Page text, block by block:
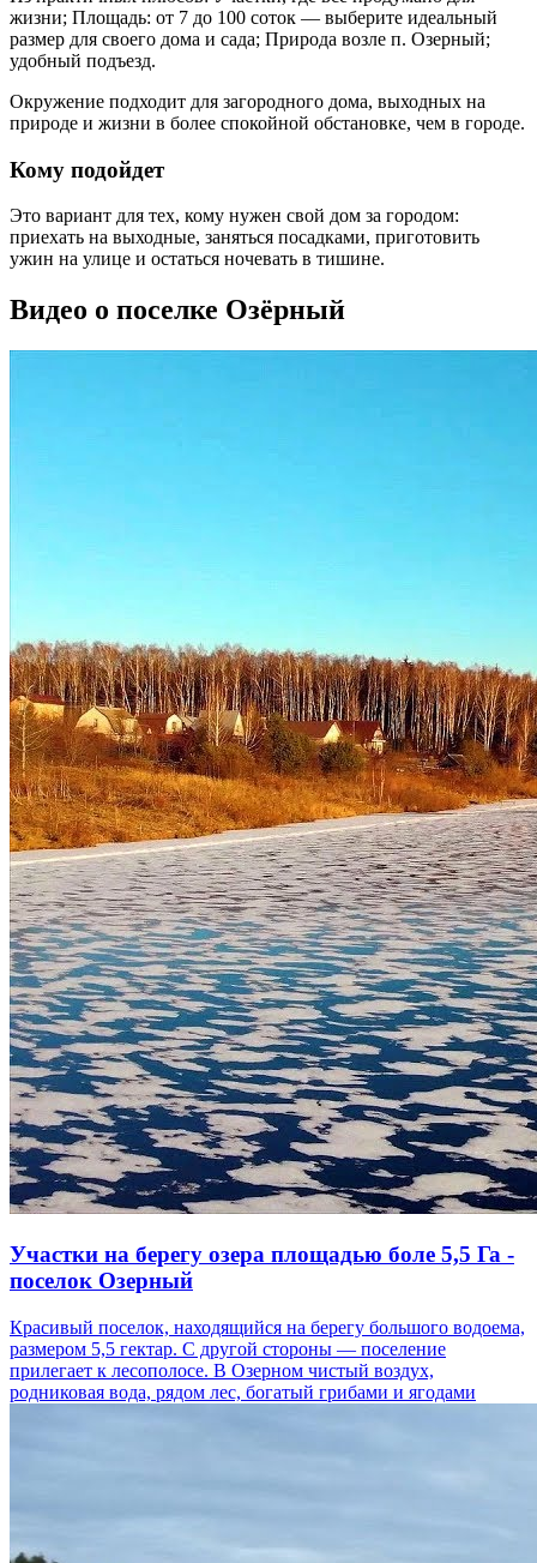
жизни; Площадь: от 7 до 100 соток — выберите идеальный
размер для своего дома и сада; Природа возле п. Озерный;
удобный подъезд.
Окружение подходит для загородного дома, выходных на
природе и жизни в более спокойной обстановке, чем в городе.
Кому подойдет
Это вариант для тех, кому нужен свой дом за городом:
приехать на выходные, заняться посадками, приготовить
ужин на улице и остаться ночевать в тишине.
Видео о поселке Озёрный
Участки на берегу озера площадью боле 5,5 Га -
поселок Озерный
Красивый поселок, находящийся на берегу большого водоема,
размером 5,5 гектар. С другой стороны — поселение
прилегает к лесополосе. В Озерном чистый воздух,
родниковая вода, рядом лес, богатый грибами и ягодами